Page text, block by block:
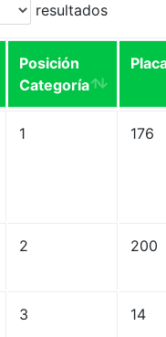
resultados
Posición
Categoría
1 176
2 200
3 14